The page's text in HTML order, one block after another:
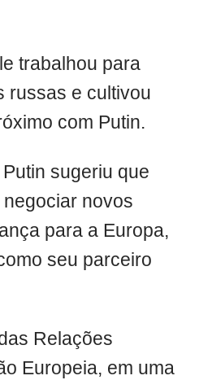
trabalhou para
russas e cultivou
com Putin.
sugeriu que
novos
para a Europa,
seu parceiro
Relações
Europeia, em uma